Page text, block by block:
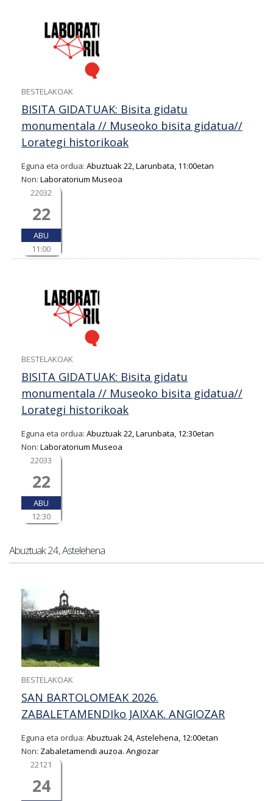
BESTELAKOAK
BISITA GIDATUAK: Bisita gidatu
monumentala // Museoko bisita gidatua//
Lorategi historikoak
Eguna eta ordua: Abuztuak 22, Larunbata, 11:00etan
Non: Laboratorium Museoa
22032
22
ABU
11:00
BESTELAKOAK
BISITA GIDATUAK: Bisita gidatu
monumentala // Museoko bisita gidatua//
Lorategi historikoak
Eguna eta ordua: Abuztuak 22, Larunbata, 12:30etan
Non: Laboratorium Museoa
22033
22
ABU
12:30
Abuztuak 24, Astelehena
BESTELAKOAK
SAN BARTOLOMEAK 2026.
ZABALETAMENDIko JAIXAK. ANGIOZAR
Eguna eta ordua: Abuztuak 24, Astelehena, 12:00etan
Non: Zabaletamendi auzoa. Angiozar
22121
24